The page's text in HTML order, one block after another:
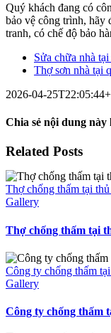
Quý khách đang có
bảo vệ công trình, hãy
tranh, có chế độ bảo
Sửa chữa nhà
Thợ sơn nhà tại
2026-04-
Chia sẻ nội dung này
Facebook
X
Reddit
LinkedIn
WhatsApp
Telegram
Tumblr
Pinterest
Vk
Email
Related Posts
Thợ chống thấm tại
Gallery
Thợ chống thấm tại
Công ty chống thấm
Gallery
Công ty chống thấm